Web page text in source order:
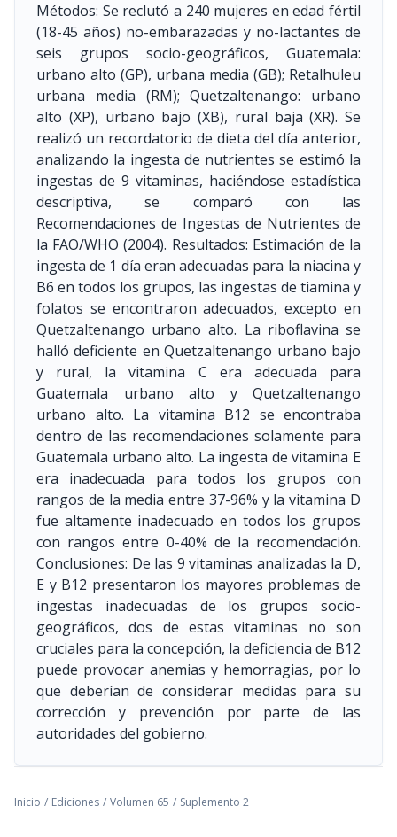
Métodos: Se reclutó a 240 mujeres en edad fértil
(18-45 años) no-embarazadas y no-lactantes de
seis grupos socio-geográficos, Guatemala:
urbano alto (GP), urbana media (GB); Retalhuleu
urbana media (RM); Quetzaltenango: urbano
alto (XP), urbano bajo (XB), rural baja (XR). Se
realizó un recordatorio de dieta del día anterior,
analizando la ingesta de nutrientes se estimó la
ingestas de 9 vitaminas, haciéndose estadística
descriptiva, se comparó con las
Recomendaciones de Ingestas de Nutrientes de
la FAO/WHO (2004). Resultados: Estimación de la
ingesta de 1 día eran adecuadas para la niacina y
B6 en todos los grupos, las ingestas de tiamina y
folatos se encontraron adecuados, excepto en
Quetzaltenango urbano alto. La riboflavina se
halló deficiente en Quetzaltenango urbano bajo
y rural, la vitamina C era adecuada para
Guatemala urbano alto y Quetzaltenango
urbano alto. La vitamina B12 se encontraba
dentro de las recomendaciones solamente para
Guatemala urbano alto. La ingesta de vitamina E
era inadecuada para todos los grupos con
rangos de la media entre 37-96% y la vitamina D
fue altamente inadecuado en todos los grupos
con rangos entre 0-40% de la recomendación.
Conclusiones: De las 9 vitaminas analizadas la D,
E y B12 presentaron los mayores problemas de
ingestas inadecuadas de los grupos socio-
geográficos, dos de estas vitaminas no son
cruciales para la concepción, la deficiencia de B12
puede provocar anemias y hemorragias, por lo
que deberían de considerar medidas para su
corrección y prevención por parte de las
autoridades del gobierno.
Inicio / Ediciones / Volumen 65 / Suplemento 2